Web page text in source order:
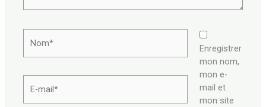
mail*
Enregistrer
mon nom,
mon e-
mail et
mon site